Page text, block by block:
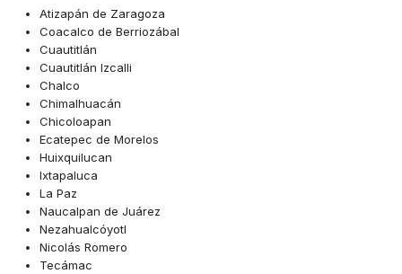
Atizapán de Zaragoza
Coacalco de Berriozábal
Cuautitlán
Cuautitlán Izcalli
Chalco
Chimalhuacán
Chicoloapan
Ecatepec de Morelos
Huixquilucan
Ixtapaluca
La Paz
Naucalpan de Juárez
Nezahualcóyotl
Nicolás Romero
Tecámac